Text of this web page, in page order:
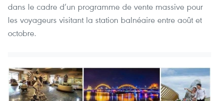
dans le cadre d’un programme de vente massive pour
les voyageurs visitant la station balnéaire entre août et
octobre.